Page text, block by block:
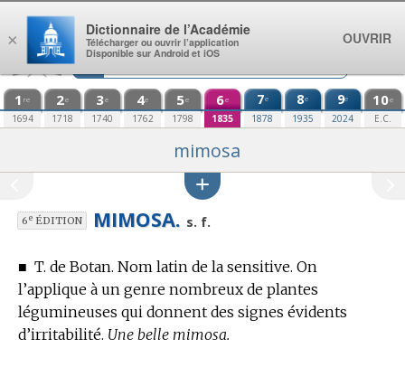
Aller au contenu
1 re
1694
2e
1718
3e
1740
4e
1762
5e
1798
6e
1835
7e
1878
8e
1935
9e
2024
10e
E.C.
mimosa
6eÉDITION MIMOSA. s. f.
■ T. de Botan. Nom latin de la sensitive. On
l’applique à un genre nombreux de plantes
légumineuses qui donnent des signes évidents
d’irritabilité. Une belle mimosa.
×
Dictionnaire de l’Académie
Télécharger ou ouvrir l’application
Disponible sur Android et iOS
OUVRIR